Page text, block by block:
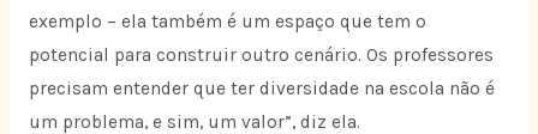
exemplo – ela também é um espaço que tem o
potencial para construir outro cenário. Os professores
precisam entender que ter diversidade na escola não é
um problema, e sim, um valor”, diz ela.